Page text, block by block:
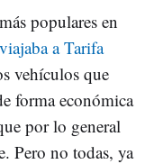
populares en
a Tarifa
vehículos que
forma económica
por lo general
Pero no todas, ya